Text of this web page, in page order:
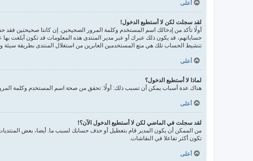
أعلى
لقد سجلت لكن لا أستطيع الدخول!
حساباتهم، قد يكون ذلك عبرك أو عبر مدير المنتدى هذه المعلومات قد تكون أبلغت
تنشيط الحساب تلك هي منع المستخدمين العابرين من استغلال المنتدى بطريقة سيئة
أعلى
لماذا لا أستطيع الدخول؟
هناك عدة أسباب يمكن أن تسبب ذلك: أولًا: تحقق من صحة اسم المستخدم وكلمة
أعلى
لقد سجلت في الماضي لكن لا أستطيع الدخول الآن؟!
من الممكن أن يكون المدير قام بتعطيل أو حذف حسابك لسبب ما. أيضا، بعض
تكون أكثر تفاعلا في النقاشات.
أعلى